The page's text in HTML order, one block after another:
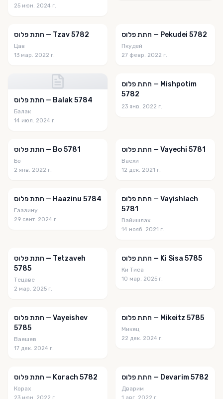
25 июн. 2024 г.
חתת פלוס — Tzav 5782
Цав
13 мар. 2022 г.
חתת פלוס — Pekudei 5782
Пкудей
27 февр. 2022 г.
חתת פלוס — Balak 5784
Балак
14 июл. 2024 г.
חתת פלוס — Mishpotim
5782
23 янв. 2022 г.
חתת פלוס — Bo 5781
Бо
2 янв. 2022 г.
חתת פלוס — Vayechi 5781
Ваехи
12 дек. 2021 г.
חתת פלוס — Haazinu 5784
Гаазину
29 сент. 2024 г.
חתת פלוס — Vayishlach
5781
Вайишлах
14 нояб. 2021 г.
חתת פלוס — Tetzaveh
5785
Тецаве
2 мар. 2025 г.
חתת פלוס — Ki Sisa 5785
Ки Тиса
10 мар. 2025 г.
חתת פלוס — Vayeishev
5785
Ваешев
17 дек. 2024 г.
חתת פלוס — Mikeitz 5785
Микец
22 дек. 2024 г.
חתת פלוס — Korach 5782
Корах
23 июн. 2022 г.
חתת פלוס — Devarim 5782
Дварим
1 авг. 2022 г.